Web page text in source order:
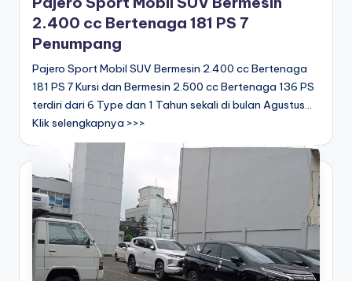
2.400 cc Bertenaga 181 PS 7
Penumpang
Pajero Sport Mobil SUV Bermesin 2.400 cc Bertenaga
181 PS 7 Kursi dan Bermesin 2.500 cc Bertenaga 136 PS
terdiri dari 6 Type dan 1 Tahun sekali di bulan Agustus...
Klik selengkapnya >>>